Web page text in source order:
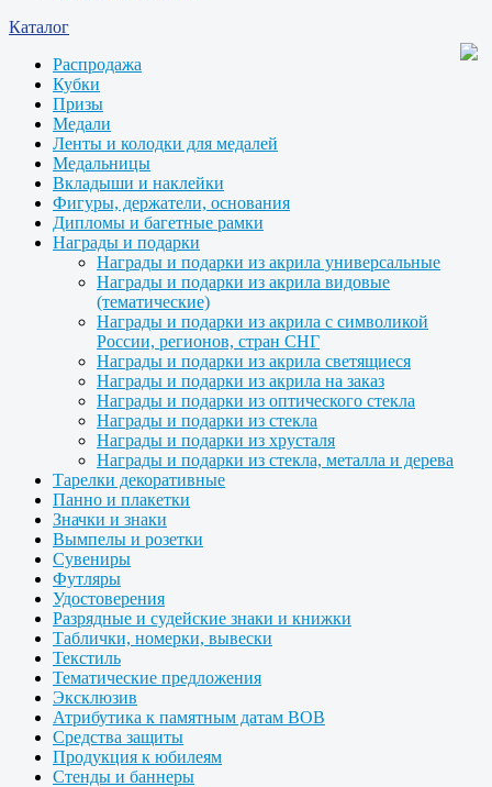
Каталог
Распродажа
Кубки
Призы
Медали
Ленты и колодки для медалей
Медальницы
Вкладыши и наклейки
Фигуры, держатели, основания
Дипломы и багетные рамки
Награды и подарки
Награды и подарки из акрила универсальные
Награды и подарки из акрила видовые
(тематические)
Награды и подарки из акрила с символикой
России, регионов, стран СНГ
Награды и подарки из акрила светящиеся
Награды и подарки из акрила на заказ
Награды и подарки из оптического стекла
Награды и подарки из стекла
Награды и подарки из хрусталя
Награды и подарки из стекла, металла и дерева
Тарелки декоративные
Панно и плакетки
Значки и знаки
Вымпелы и розетки
Сувениры
Футляры
Удостоверения
Разрядные и судейские знаки и книжки
Таблички, номерки, вывески
Текстиль
Тематические предложения
Эксклюзив
Атрибутика к памятным датам ВОВ
Средства защиты
Продукция к юбилеям
Стенды и баннеры